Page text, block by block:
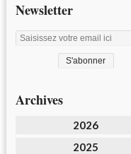
Newsletter
Archives
2026
2025